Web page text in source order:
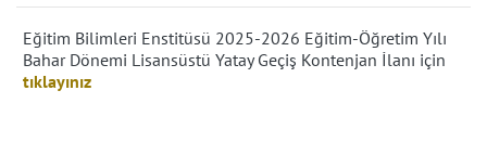
Eğitim Bilimleri Enstitüsü 2025-2026 Eğitim-Öğretim Yılı
Bahar Dönemi Lisansüstü Yatay Geçiş Kontenjan İlanı için
tıklayınız